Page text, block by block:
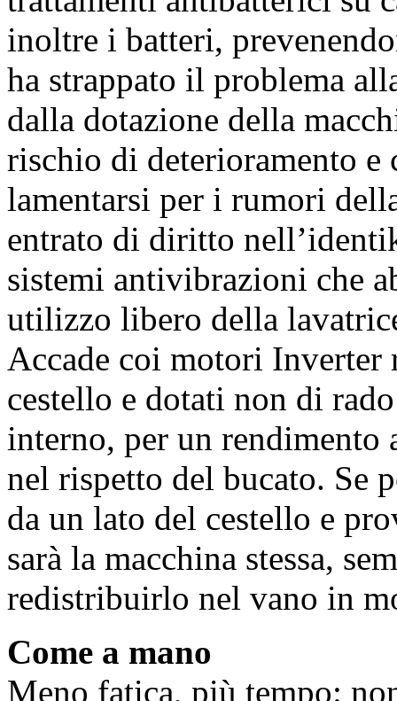
inoltre i batteri,
ha strappato il problema
dalla dotazione della
rischio di deterioramento
lamentarsi per i rumori
entrato di diritto
sistemi antivibrazioni che
utilizzo libero della
Accade coi motori Inverter
cestello e dotati non di
interno, per un rendimento
nel rispetto del bucato. Se
da un lato del cestello e
sarà la macchina stessa,
redistribuirlo nel vano in
Come a mano
Meno fatica, più tempo: